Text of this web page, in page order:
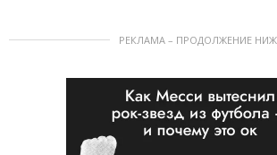
РЕКЛАМА – ПРОДОЛЖЕНИЕ